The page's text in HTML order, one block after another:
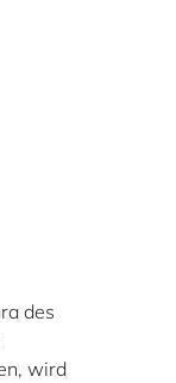
des
wird